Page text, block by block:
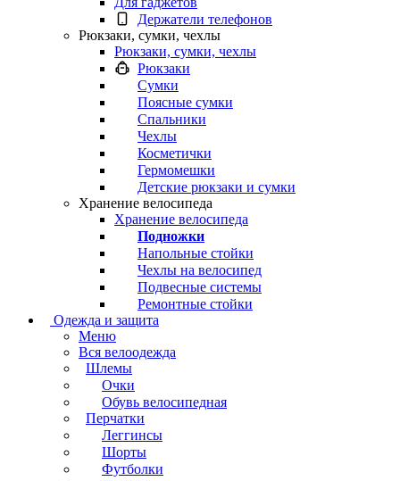
Держатели телефонов
Рюкзаки, сумки, чехлы
Рюкзаки, сумки, чехлы
Рюкзаки
Сумки
Поясные сумки
Спальники
Чехлы
Косметички
Гермомешки
Детские рюкзаки и сумки
Хранение велосипеда
Хранение велосипеда
Подножки
Напольные стойки
Чехлы на велосипед
Подвесные системы
Ремонтные стойки
Одежда и защита
Меню
Вся велоодежда
Шлемы
Очки
Обувь велосипедная
Перчатки
Леггинсы
Шорты
Футболки